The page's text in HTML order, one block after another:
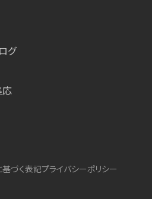
グ
応
づく表記プライバシーポリシー